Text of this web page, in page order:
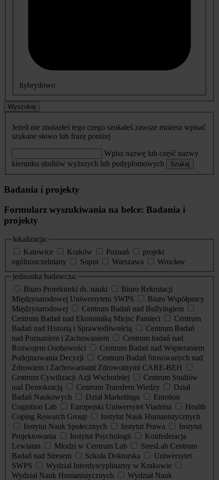
hybrydowo
Wyszukaj
Jeżeli nie znalazłeś tego czego szukałeś zawsze możesz wpisać
szukane słowo lub frazę poniżej
Wpisz nazwę lub część nazwy
kierunku studiów wyższych lub podyplomowych
Szukaj
Badania i projekty
Formularz wyszukiwania na belce: Badania i
projekty
lokalizacja:
Katowice
Kraków Poznań
projekt
ogólnouczelniany
Sopot Warszawa
Wrocław
jednostka badawcza:
Biuro Prorektorki ds. nauki
Biuro Rekrutacji
Międzynarodowej Uniwersytetu SWPS
Biuro Współpracy
Międzynarodowej
Centrum Badań nad Bullyingiem
Centrum Badań nad Ekonomiką Miejsc Pamięci
Centrum
Badań nad Historią i Sprawiedliwością
Centrum Badań
nad Poznaniem i Zachowaniem
Centrum badań nad
Rozwojem Osobowości
Centrum Badań nad Wspieraniem
Podejmowania Decyzji
Centrum Badań Stosowanych nad
Zdrowiem i Zachowaniami Zdrowotnymi CARE-BEH
Centrum Cywilizacji Azji Wschodniej
Centrum Studiów
nad Demokracją
Centrum Transferu Wiedzy
Dział
Badań Naukowych
Dział Marketingu
Emotion
Cognition Lab
Europejski Uniwersytet Viadrina
Health
Coping Research Group
Instytut Nauk Humanistycznych
Instytut Nauk Społecznych
Instytut Prawa
Instytut
Projektowania
Instytut Psychologii
Konfederacja
Lewiatan
Młodzi w Centrum Lab
StresLab Centrum
Badań nad Stresem
Szkoła Doktorska
Uniwersytet
SWPS
Wydział Interdyscyplinarny w Krakowie
Wydział Nauk Humanistycznych
Wydział Nauk